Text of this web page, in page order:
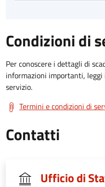
Condizioni di
Per conoscere i dettagli di
informazioni importanti,
servizio.
Termini e condizioni di
Contatti
Ufficio di